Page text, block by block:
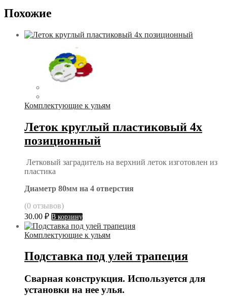
Похожие
Комплектующие к ульям
Леток круглый пластиковый 4х
позиционный
Летковый заградитель на верхний леток изготовлен из
пластика
Диаметр 80мм на 4 отверстия
(0 отзывов)
30.00 ₽ В корзину
Комплектующие к ульям
Подставка под улей трапеция
Сварная конструкция. Используется для
установки на нее улья.